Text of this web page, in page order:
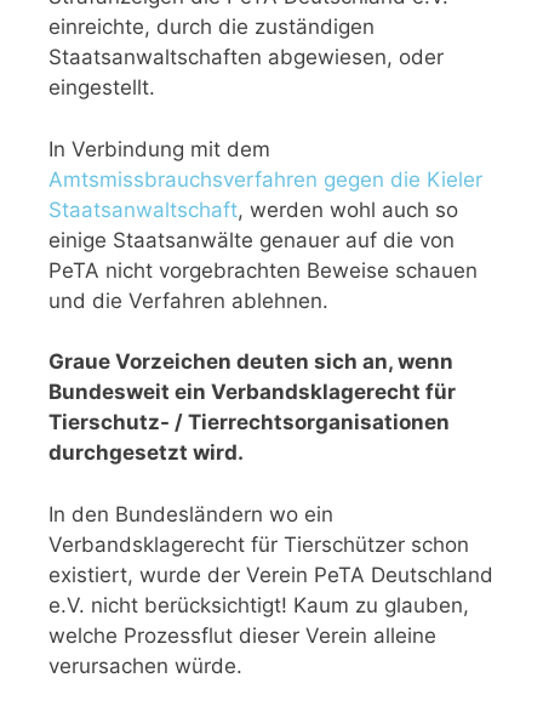
einreichte, durch die zuständigen
Staatsanwaltschaften abgewiesen, oder
eingestellt.
In Verbindung mit dem
Amtsmissbrauchsverfahren gegen die Kieler
Staatsanwaltschaft, werden wohl auch so
einige Staatsanwälte genauer auf die von
PeTA nicht vorgebrachten Beweise schauen
und die Verfahren ablehnen.
Graue Vorzeichen deuten sich an, wenn
Bundesweit ein Verbandsklagerecht für
Tierschutz- / Tierrechtsorganisationen
durchgesetzt wird.
In den Bundesländern wo ein
Verbandsklagerecht für Tierschützer schon
existiert, wurde der Verein PeTA Deutschland
e.V. nicht berücksichtigt! Kaum zu glauben,
welche Prozessflut dieser Verein alleine
verursachen würde.